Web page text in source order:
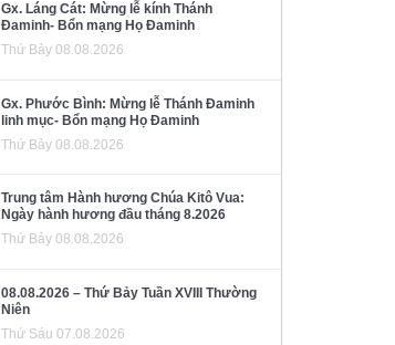
Gx. Láng Cát: Mừng lễ kính Thánh
Đaminh- Bổn mạng Họ Đaminh
Thứ Bảy 08.08.2026
Gx. Phước Bình: Mừng lễ Thánh Đaminh
linh mục- Bổn mạng Họ Đaminh
Thứ Bảy 08.08.2026
Trung tâm Hành hương Chúa Kitô Vua:
Ngày hành hương đầu tháng 8.2026
Thứ Bảy 08.08.2026
08.08.2026 – Thứ Bảy Tuần XVIII Thường
Niên
Thứ Sáu 07.08.2026